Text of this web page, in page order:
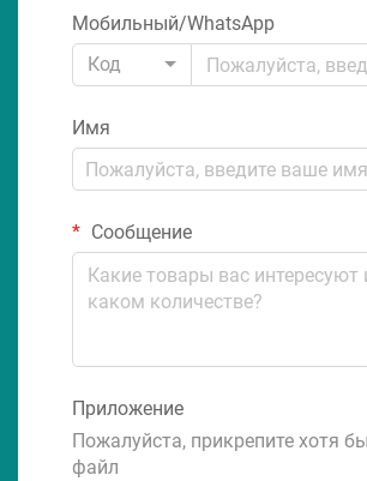
Мобильный/WhatsApp
Код
Имя
Сообщение
Приложение
Пожалуйста, прикрепите хотя
файл